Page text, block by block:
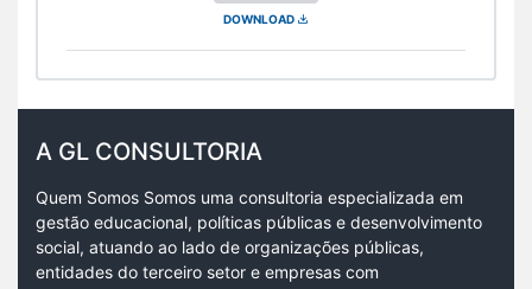
DOWNLOAD
A GL CONSULTORIA
Quem Somos Somos uma consultoria especializada em
gestão educacional, políticas públicas e desenvolvimento
social, atuando ao lado de organizações públicas,
entidades do terceiro setor e empresas com